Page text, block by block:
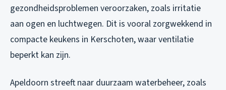
gezondheidsproblemen veroorzaken, zoals irritatie
aan ogen en luchtwegen. Dit is vooral zorgwekkend in
compacte keukens in Kerschoten, waar ventilatie
beperkt kan zijn.
Apeldoorn streeft naar duurzaam waterbeheer, zoals